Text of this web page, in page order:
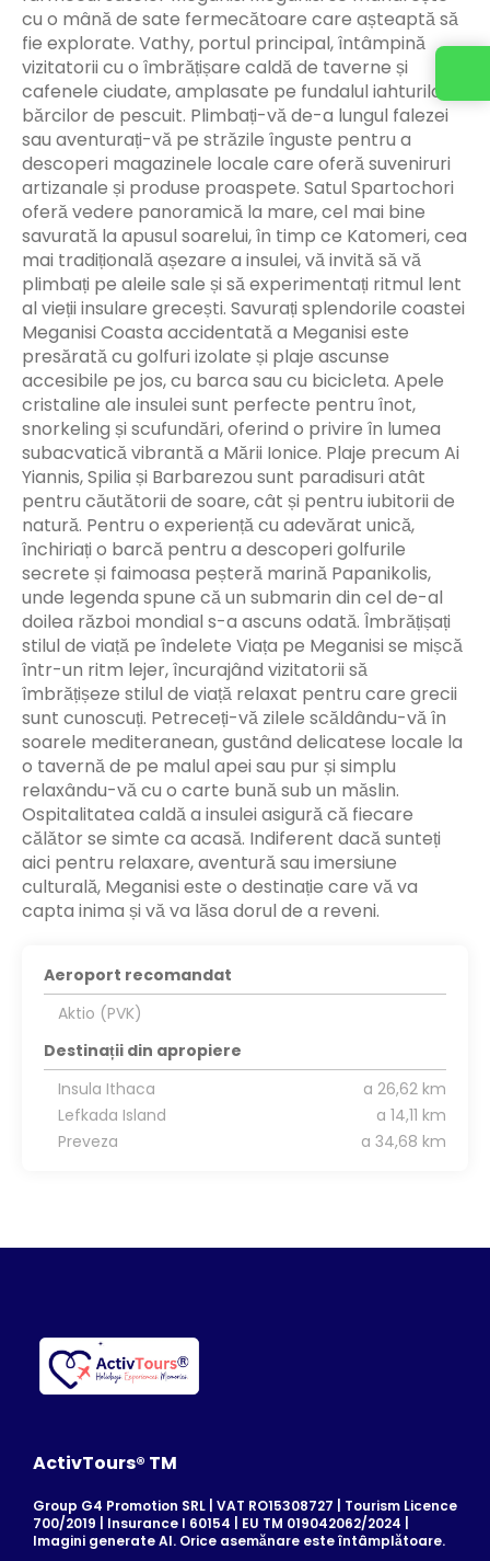
cu o mână de sate fermecătoare care așteaptă să
fie explorate. Vathy, portul principal, întâmpină
vizitatorii cu o îmbrățișare caldă de taverne și
cafenele ciudate, amplasate pe fundalul iahturilor și
bărcilor de pescuit. Plimbați-vă de-a lungul falezei
sau aventurați-vă pe străzile înguste pentru a
descoperi magazinele locale care oferă suveniruri
artizanale și produse proaspete. Satul Spartochori
oferă vedere panoramică la mare, cel mai bine
savurată la apusul soarelui, în timp ce Katomeri, cea
mai tradițională așezare a insulei, vă invită să vă
plimbați pe aleile sale și să experimentați ritmul lent
al vieții insulare grecești. Savurați splendorile coastei
Meganisi Coasta accidentată a Meganisi este
presărată cu golfuri izolate și plaje ascunse
accesibile pe jos, cu barca sau cu bicicleta. Apele
cristaline ale insulei sunt perfecte pentru înot,
snorkeling și scufundări, oferind o privire în lumea
subacvatică vibrantă a Mării Ionice. Plaje precum Ai
Yiannis, Spilia și Barbarezou sunt paradisuri atât
pentru căutătorii de soare, cât și pentru iubitorii de
natură. Pentru o experiență cu adevărat unică,
închiriați o barcă pentru a descoperi golfurile
secrete și faimoasa peșteră marină Papanikolis,
unde legenda spune că un submarin din cel de-al
doilea război mondial s-a ascuns odată. Îmbrățișați
stilul de viață pe îndelete Viața pe Meganisi se mișcă
într-un ritm lejer, încurajând vizitatorii să
îmbrățișeze stilul de viață relaxat pentru care grecii
sunt cunoscuți. Petreceți-vă zilele scăldându-vă în
soarele mediteranean, gustând delicatese locale la
o tavernă de pe malul apei sau pur și simplu
relaxându-vă cu o carte bună sub un măslin.
Ospitalitatea caldă a insulei asigură că fiecare
călător se simte ca acasă. Indiferent dacă sunteți
aici pentru relaxare, aventură sau imersiune
culturală, Meganisi este o destinație care vă va
capta inima și vă va lăsa dorul de a reveni.
Aeroport recomandat
Aktio (PVK)
Destinații din apropiere
Insula Ithaca
a 26,62 km
Lefkada Island
a 14,11 km
Preveza
a 34,68 km
ActivTours® TM
Group G4 Promotion SRL | VAT RO15308727 | Tourism Licence
700/2019 | Insurance I 60154 | EU TM 019042062/2024 |
Imagini generate AI. Orice asemănare este întâmplătoare.